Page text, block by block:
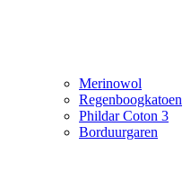
Merinowol
Regenboogkatoen
Phildar Coton 3
Borduurgaren